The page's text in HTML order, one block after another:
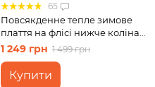
65
Повсякденне тепле зимове
плаття на флісі нижче коліна
чорний Merlini Валанс
700001021, розмір 42-44 (S-M)
1 249 грн 1 499 грн
Купити